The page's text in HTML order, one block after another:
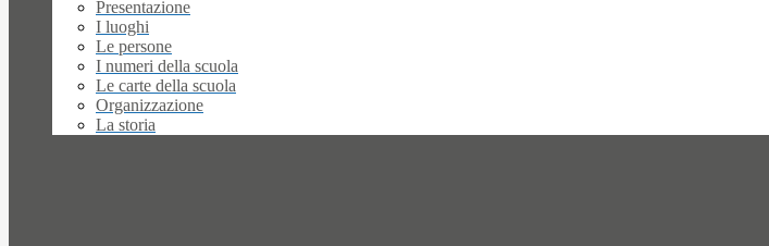
Presentazione
I luoghi
Le persone
I numeri della scuola
Le carte della scuola
Organizzazione
La storia